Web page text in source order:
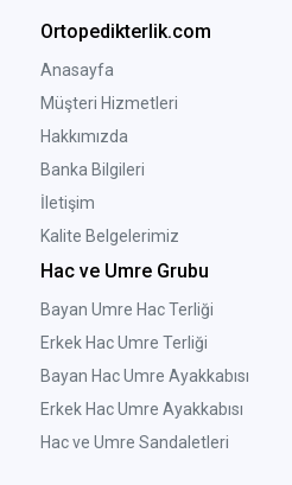
Ortopedikterlik.com
Anasayfa
Müşteri Hizmetleri
Hakkımızda
Banka Bilgileri
İletişim
Kalite Belgelerimiz
Hac ve Umre Grubu
Bayan Umre Hac Terliği
Erkek Hac Umre Terliği
Bayan Hac Umre Ayakkabısı
Erkek Hac Umre Ayakkabısı
Hac ve Umre Sandaletleri